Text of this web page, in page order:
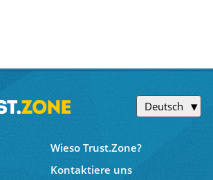
Deutsch
Wieso Trust.Zone?
Kontaktiere uns